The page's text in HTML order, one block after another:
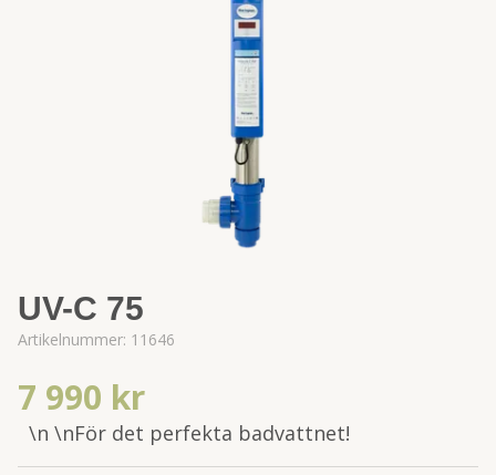
UV-C 75
Artikelnummer: 11646
7 990 kr
\n \nFör det perfekta badvattnet!